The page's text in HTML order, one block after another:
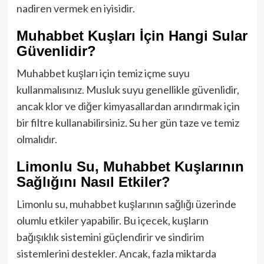
nadiren vermek en iyisidir.
Muhabbet Kuşları İçin Hangi Sular
Güvenlidir?
Muhabbet kuşları için temiz içme suyu
kullanmalısınız. Musluk suyu genellikle güvenlidir,
ancak klor ve diğer kimyasallardan arındırmak için
bir filtre kullanabilirsiniz. Su her gün taze ve temiz
olmalıdır.
Limonlu Su, Muhabbet Kuşlarının
Sağlığını Nasıl Etkiler?
Limonlu su, muhabbet kuşlarının sağlığı üzerinde
olumlu etkiler yapabilir. Bu içecek, kuşların
bağışıklık sistemini güçlendirir ve sindirim
sistemlerini destekler. Ancak, fazla miktarda